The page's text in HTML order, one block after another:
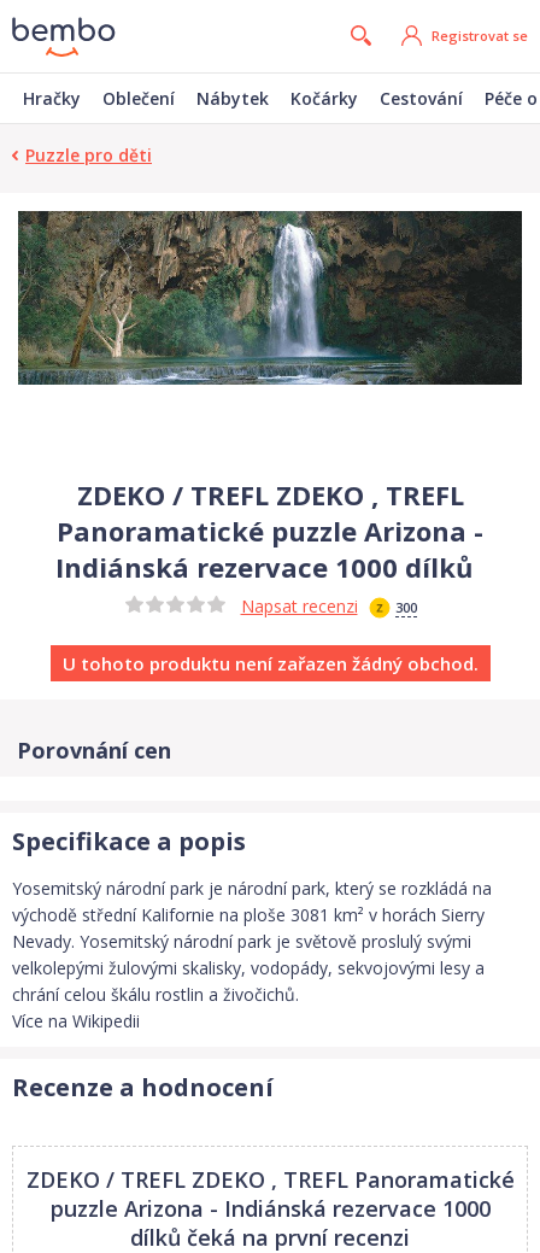
Registrovat se
Hračky Oblečení Nábytek Kočárky Cestování Péče
Puzzle pro děti
ZDEKO / TREFL ZDEKO , TREFL
Panoramatické puzzle Arizona -
Indiánská rezervace 1000 dílků
Napsat recenzi 300
U tohoto produktu není zařazen žádný obchod.
Porovnání cen
Specifikace a popis
Yosemitský národní park je národní park, který se rozkládá na
východě střední Kalifornie na ploše 3081 km² v horách Sierry
Nevady. Yosemitský národní park je světově proslulý svými
velkolepými žulovými skalisky, vodopády, sekvojovými lesy a
chrání celou škálu rostlin a živočichů.
Více na Wikipedii
Recenze a hodnocení
ZDEKO / TREFL ZDEKO , TREFL Panoramatické
puzzle Arizona - Indiánská rezervace 1000
dílků čeká na první recenzi